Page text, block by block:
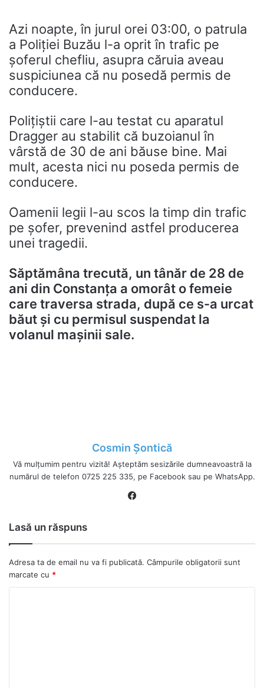
Azi noapte, în jurul orei 03:00, o patrula
a Poliției Buzău l-a oprit în trafic pe
șoferul chefliu, asupra căruia aveau
suspiciunea că nu posedă permis de
conducere.
Polițiștii care l-au testat cu aparatul
Dragger au stabilit că buzoianul în
vârstă de 30 de ani băuse bine. Mai
mult, acesta nici nu poseda permis de
conducere.
Oamenii legii l-au scos la timp din trafic
pe șofer, prevenind astfel producerea
unei tragedii.
Săptămâna trecută, un tânăr de 28 de
ani din Constanța a omorât o femeie
care traversa strada, după ce s-a urcat
băut și cu permisul suspendat la
volanul mașinii sale.
Cosmin Șontică
Vă mulțumim pentru vizită! Așteptăm sesizările dumneavoastră la
numărul de telefon 0725 225 335, pe Facebook sau pe WhatsApp.
Lasă un răspuns
Adresa ta de email nu va fi publicată. Câmpurile obligatorii sunt
marcate cu *